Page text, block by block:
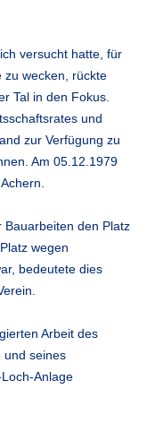
versucht hatte, für
zu wecken, rückte
Tal in den Fokus.
und
zur Verfügung zu
Am 05.12.1979
Bauarbeiten den Platz
wegen
bedeutete dies
Arbeit des
und seines
Anlage